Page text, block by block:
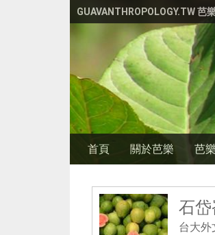
GUAVANTHROPOLOGY.TW 芭
首頁 關於芭樂 芭
石
台大